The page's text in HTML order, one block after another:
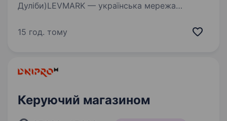
Дуліби)LEVMARK — українська мережа
розвивається у Львівській області. Ми
15 год. тому
Керуючий магазином